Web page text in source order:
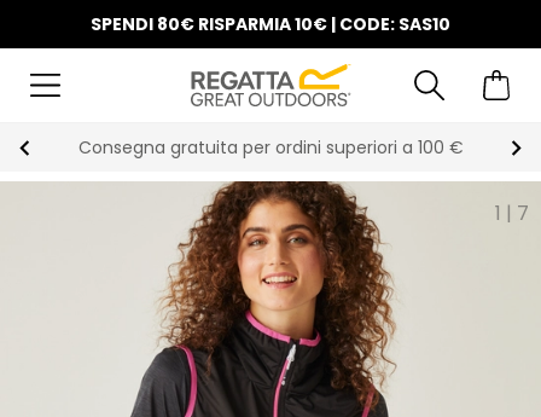
SPENDI 80€ RISPARMIA 10€ | CODE: SAS10
Consegna gratuita per ordini superiori a 100 €
1 | 7